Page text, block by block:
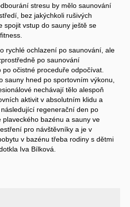
stresu by mělo saunování
bez jakýchkoli rušivých
spojit vstup do sauny ještě se
rychlé ochlazení po saunování, ale
po saunování
očistné proceduře odpočívat.
sauny hned po sportovním výkonu,
nechávají tělo alespoň
aktivit v absolutním klidu a
regenerační den po
bazénu a sauny ve
pro návštěvníky a je v
v bazénu třeba rodiny s dětmi
Iva Bílková.